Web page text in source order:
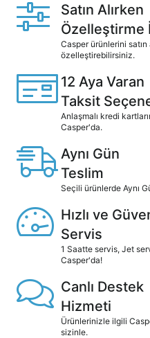
Satın Alırken
Özelleştirme
Casper ürünlerini satın
özelleştirebilirsiniz.
12 Aya Varan
Taksit
Anlaşmalı kredi
Casper'da.
Aynı Gün
Teslim
Seçili ürünlerde Aynı
Hızlı ve
Servis
1 Saatte servis, Jet
Casper'da!
Canlı Destek
Hizmeti
Ürünlerinizle ilgili
sizinle.